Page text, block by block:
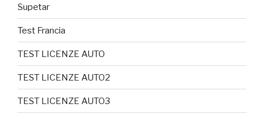
Supetar
Test Francia
TEST LICENZE AUTO
TEST LICENZE AUTO2
TEST LICENZE AUTO3